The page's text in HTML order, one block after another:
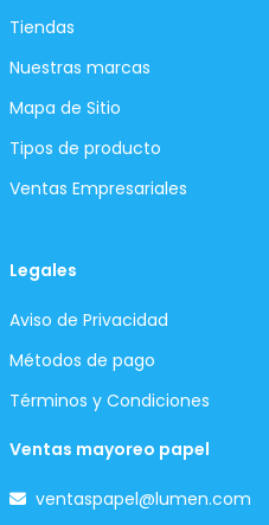
Tiendas
Nuestras marcas
Mapa de Sitio
Tipos de producto
Ventas Empresariales
Legales
Aviso de Privacidad
Métodos de pago
Términos y Condiciones
Ventas mayoreo papel
ventaspapel@lumen.com